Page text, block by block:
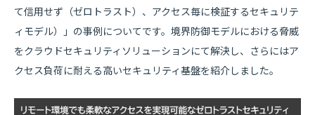
て信用せず（ゼロトラスト）、アクセス毎に検証するセキュリテ
ィモデル）」の事例についてです。境界防御モデルにおける脅威
をクラウドセキュリティソリューションにて解決し、さらにはア
クセス負荷に耐える高いセキュリティ基盤を紹介しました。